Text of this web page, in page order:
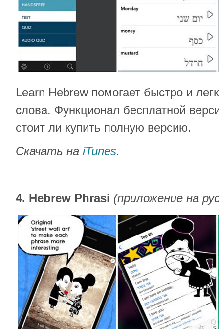
Learn Hebrew помогает быстро и
слова. Функционал бесплатной
стоит ли купить полную версию.
Скачать на iTunes.
4. Hebrew Phrasi (приложение на